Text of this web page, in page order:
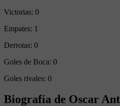
Victorias: 0
Empates: 1
Derrotas: 0
Goles de Boca: 0
Goles rivales: 0
Biografía de Oscar